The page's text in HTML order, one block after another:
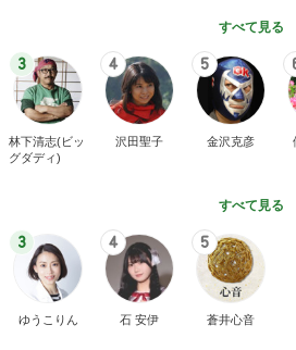
すべて見る
3
林下清志(ビッ
グダディ)
4
沢田聖子
5
金沢克彦
すべて見る
3
ゆうこりん
4
石 安伊
5
蒼井心音